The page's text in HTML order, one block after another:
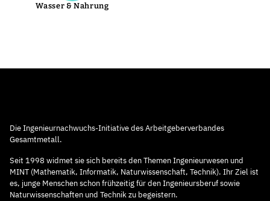
Wasser & Nahrung
Die Ingenieurnachwuchs-Initiative des Arbeitgeberverbandes
Gesamtmetall.
Seit 1998 widmet sie sich bereits den Themen Ingenieurwesen und
MINT (Mathematik, Informatik, Naturwissenschaft, Technik). Ihr Ziel ist
es, junge Menschen schon frühzeitig für den Ingenieursberuf sowie
Naturwissenschaften und Technik zu begeistern.